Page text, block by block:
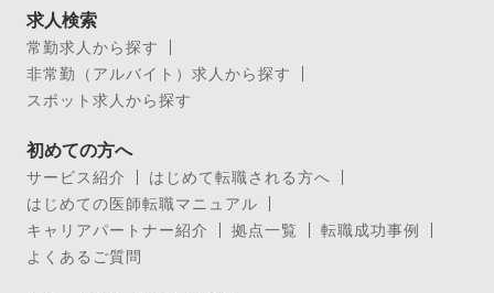
求人検索
常勤求人から探す
非常勤（アルバイト）求人から探す
スポット求人から探す
初めての方へ
サービス紹介
はじめて転職される方へ
はじめての医師転職マニュアル
キャリアパートナー紹介
拠点一覧
転職成功事例
よくあるご質問